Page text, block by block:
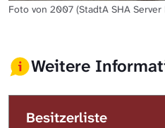
Foto von 2007 (StadtA SHA
Weitere
Besitzerliste